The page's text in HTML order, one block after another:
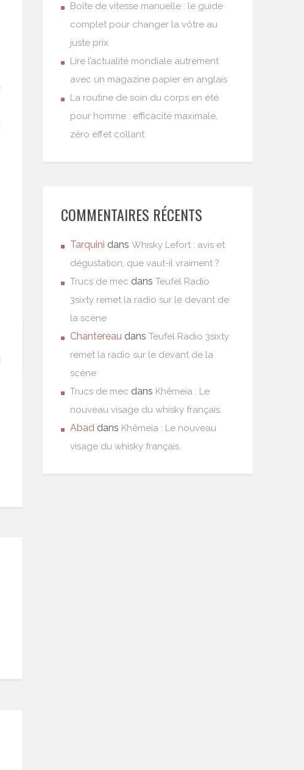
Boîte de vitesse manuelle : le guide
complet pour changer la vôtre au
juste prix
Lire l’actualité mondiale autrement
avec un magazine papier en anglais
La routine de soin du corps en été
pour homme : efficacité maximale,
zéro effet collant
COMMENTAIRES RÉCENTS
Tarquini dans Whisky Lefort : avis et
dégustation, que vaut-il vraiment ?
Trucs de mec dans Teufel Radio
3sixty remet la radio sur le devant de
la scène
Chantereau dans Teufel Radio 3sixty
remet la radio sur le devant de la
scène
Trucs de mec dans Khêmeia : Le
nouveau visage du whisky français.
Abad dans Khêmeia : Le nouveau
visage du whisky français.